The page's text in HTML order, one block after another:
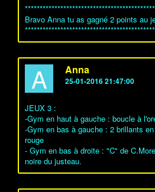
Bravo Anna tu as gagné 2 points au
A Anna
25-01-2016 21:47:00
JEUX 3 :
-Gym en haut à gauche : boucle à
-Gym en bas à gauche : 2 brillants
rouge
- Gym en bas à droite : "C" de
noire du justeau.